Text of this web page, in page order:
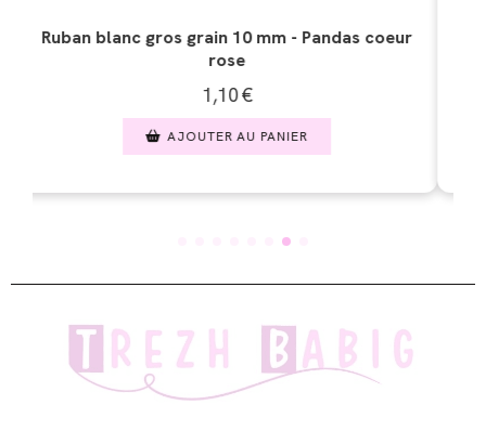
Ruban blanc gros grain 10 mm - Coeur rouge
1,10
AJOUTER AU PANIER